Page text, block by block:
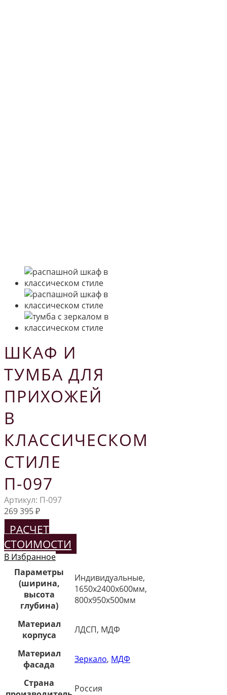
ШКАФ И
ТУМБА ДЛЯ
ПРИХОЖЕЙ
В
КЛАССИЧЕСКОМ
СТИЛЕ
П-097
Артикул: П-097
269 395₽
РАСЧЕТ
СТОИМОСТИ
В Избранное
Параметры
(ширина,
высота
глубина)
Индивидуальные,
1650х2400х600мм,
800х950х500мм
Материал
корпуса
ЛДСП, МДФ
Материал
фасада
Зеркало, МДФ
Страна
Россия